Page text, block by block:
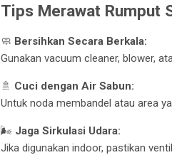
Tips Merawat Rumput
🧼 Bersihkan Secara Berkala:
Gunakan vacuum cleaner, blower,
🚿 Cuci dengan Air Sabun:
Untuk noda membandel atau area
🌬️ Jaga Sirkulasi Udara:
Jika digunakan indoor, pastikan